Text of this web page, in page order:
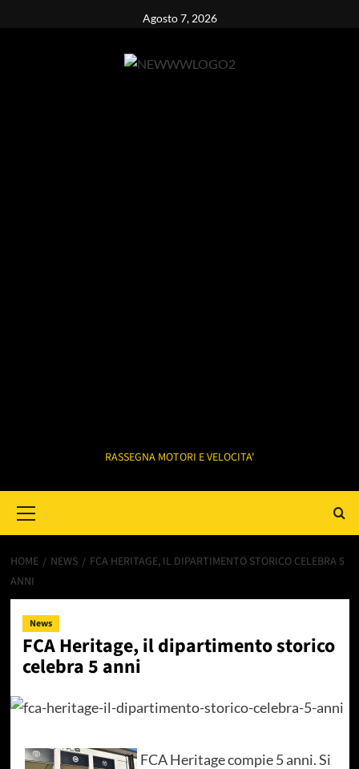
Agosto 7, 2026
RASSEGNA MOTORI E VELOCITA'
Menu
HOME NEWS
FCA HERITAGE, IL DIPARTIMENTO STORICO CELEBRA 5
ANNI
News
FCA Heritage, il dipartimento storico
celebra 5 anni
FCA Heritage compie 5 anni. Si